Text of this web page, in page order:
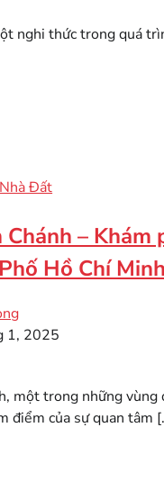
nghi thức trong quá
Đất
–
Hồ Chí Minh
1, 2025
một trong những
điểm của sự quan tâm